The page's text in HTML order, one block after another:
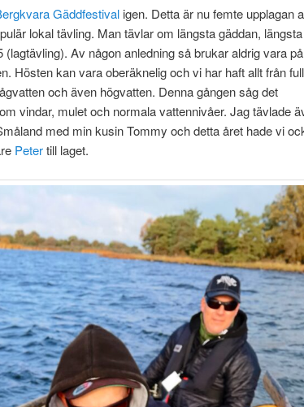
Gäddfestival igen. Detta är nu femte upplagan
lokal tävling. Man tävlar om längsta gäddan, längsta
(lagtävling). Av någon anledning så brukar aldrig vara på
Hösten kan vara oberäknelig och vi har haft allt från full
och även högvatten. Denna gången såg det
vindar, mulet och normala vattennivåer. Jag tävlade
med min kusin Tommy och detta året hade vi
Petertill laget.